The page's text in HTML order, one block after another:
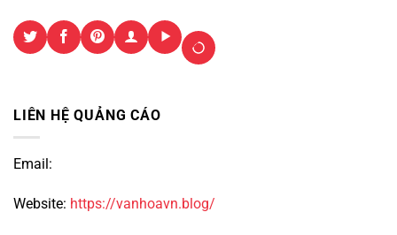
LIÊN HỆ QUẢNG CÁO
Email:
Website: https://vanhoavn.blog/